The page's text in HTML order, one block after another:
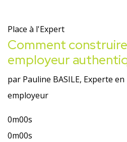
Place à l'Expert
Comment
employeur
par Pauline BASILE, Experte
employeur
0m00s
0m00s